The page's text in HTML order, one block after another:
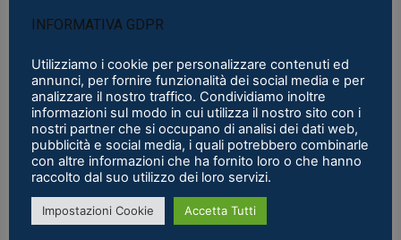
sostanza i prodotti cinesi...
Quest - VR ITALIA·25 February 2026
Fabio
Se fosse disponibile lo prenderei al volo
Samsung Galaxy XR è realtà, ma ne avevamo bisogno? ·16 January 2026
Eric Marcus
INFORMATIVA GDPR
Utilizziamo i cookie per personalizzare contenuti ed
annunci, per fornire funzionalità dei social media e per
analizzare il nostro traffico. Condividiamo inoltre
informazioni sul modo in cui utilizza il nostro sito con i
nostri partner che si occupano di analisi dei dati web,
pubblicità e social media, i quali potrebbero combinarle
con altre informazioni che ha fornito loro o che hanno
raccolto dal suo utilizzo dei loro servizi.
Impostazioni Cookie Accetta Tutti